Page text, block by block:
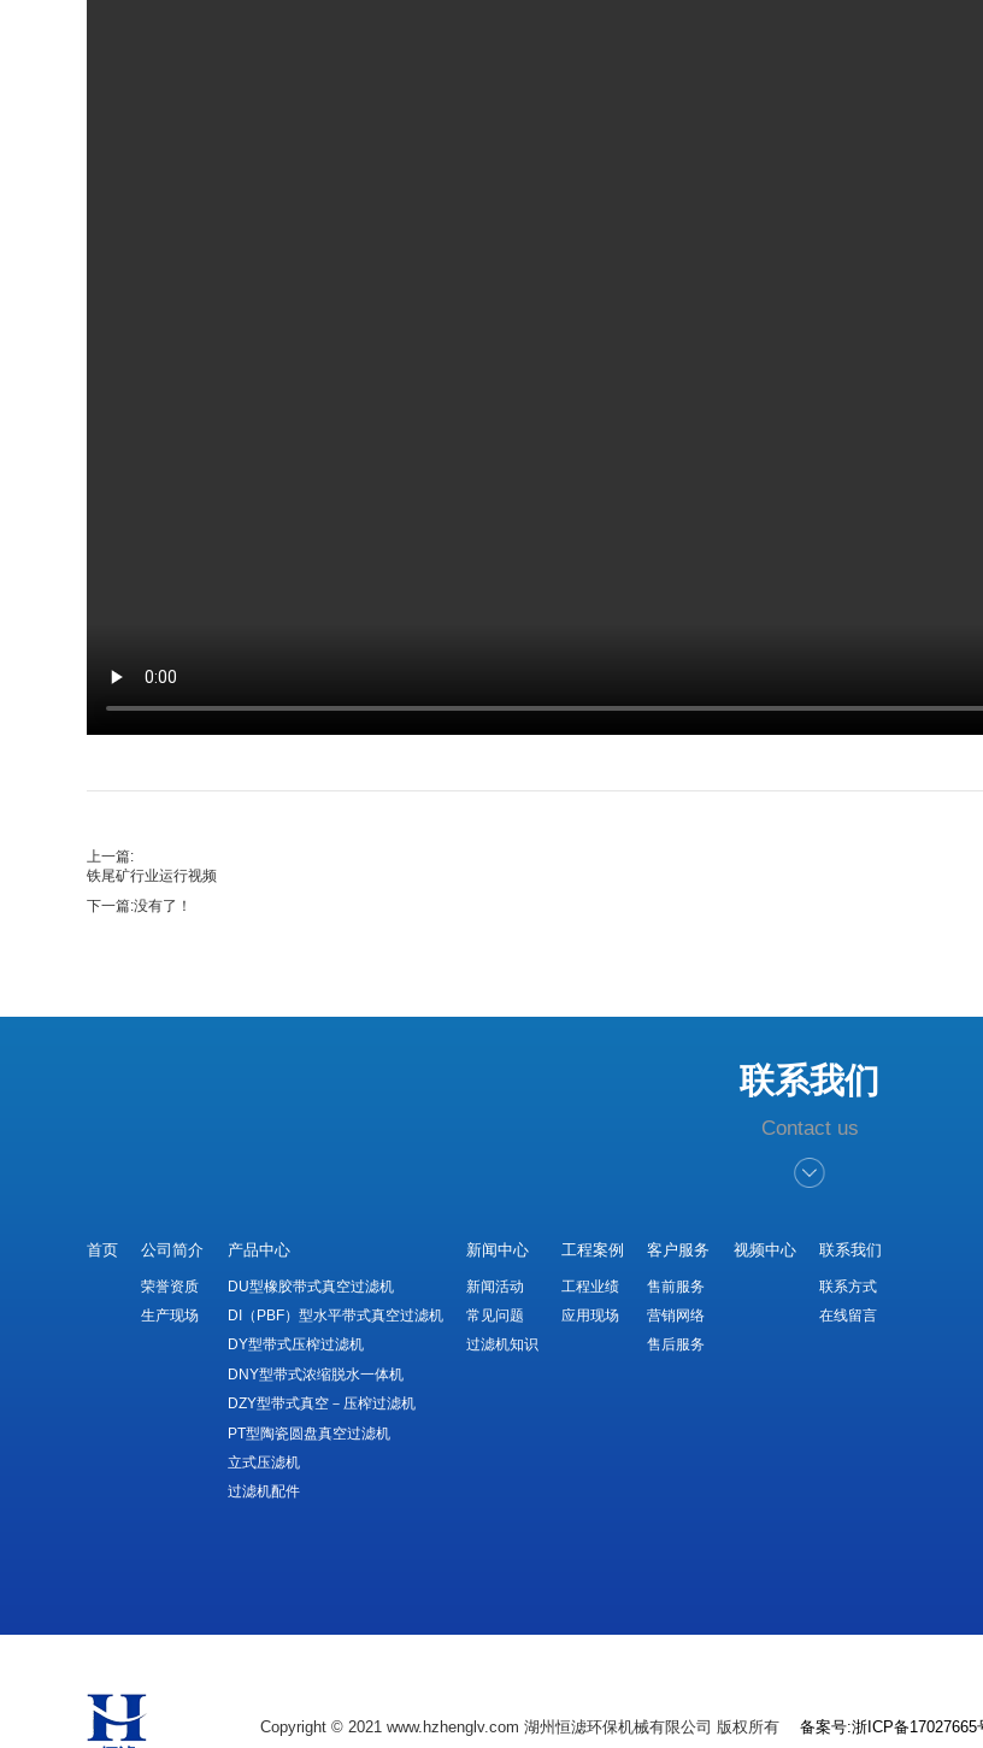
上一篇:
铁尾矿行业运行视频
下一篇:没有了！
联系我们
Contact us
首页 公司简介
荣誉资质
生产现场
产品中心
DU型橡胶带式真空过滤机
DI（PBF）型水平带式真空过滤机
DY型带式压榨过滤机
DNY型带式浓缩脱水一体机
DZY型带式真空－压榨过滤机
PT型陶瓷圆盘真空过滤机
立式压滤机
过滤机配件
新闻中心
新闻活动
常见问题
过滤机知识
工程案例
工程业绩
应用现场
客户服务
售前服务
营销网络
售后服务
视频中心 联系我们
联系方式
在线留言
Copyright © 2021 www.hzhenglv.com 湖州恒滤环保机械有限公司 版权所有 备案号:浙ICP备17027665